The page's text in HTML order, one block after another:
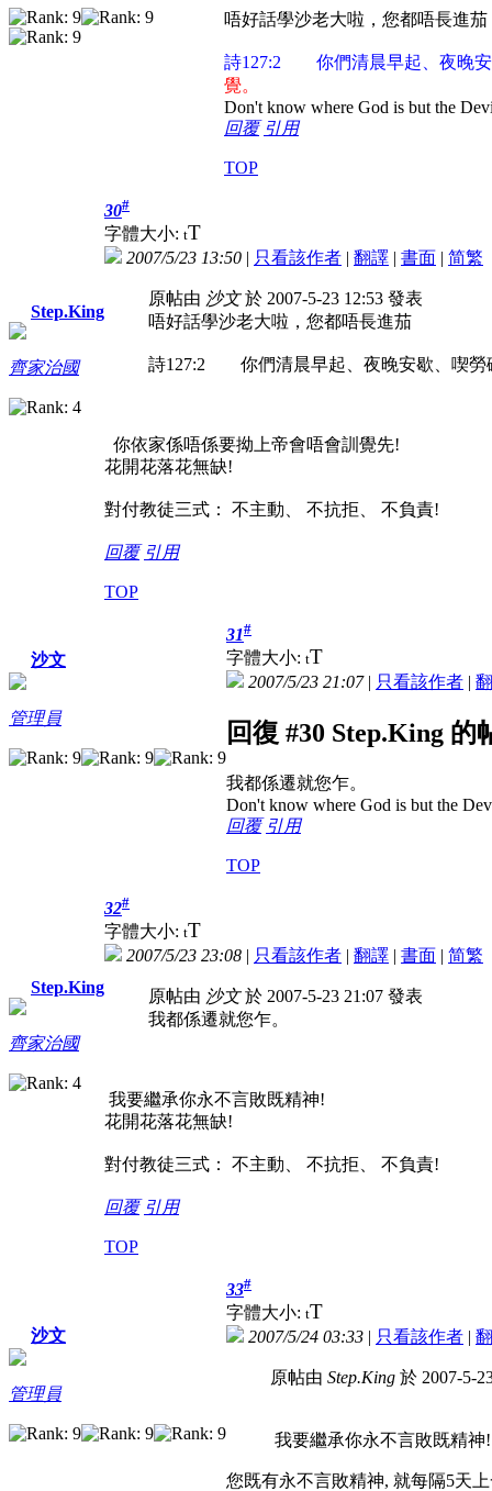
唔好話學沙老大啦，您都唔長進茄
詩127:2 你們清晨早起、夜晚安
覺。
Don't know where God is but the
回覆 引用
TOP
Step.King
齊家治國
30#
字體大小: tT
2007/5/23 13:50 | 只看該作者 | 翻譯 | 書面 | 简繁
原帖由 沙文於 2007-5-23 12:53 發表
唔好話學沙老大啦，您都唔長進茄
詩127:2 你們清晨早起、夜晚安歇、喫勞
你依家係唔係要拗上帝會唔會訓覺先!
花開花落花無缺!
對付教徒三式： 不主動、 不抗拒、 不負責!
回覆 引用
TOP
沙文
管理員
31#
字體大小: tT
2007/5/23 21:07| 只看該作者 |
回復 #30 Step.King 的
我都係遷就您乍。
Don't know where God is but the
回覆 引用
TOP
Step.King
齊家治國
32#
字體大小: tT
2007/5/23 23:08 | 只看該作者 | 翻譯 | 書面 | 简繁
原帖由 沙文於 2007-5-23 21:07 發表
我都係遷就您乍。
我要繼承你永不言敗既精神!
花開花落花無缺!
對付教徒三式： 不主動、 不抗拒、 不負責!
回覆 引用
TOP
沙文
管理員
33#
字體大小: tT
2007/5/24 03:33 | 只看該作者 |
原帖由 Step.King 於 2007-5-
我要繼承你永不言敗既精神!
您既有永不言敗精神, 就每隔5天